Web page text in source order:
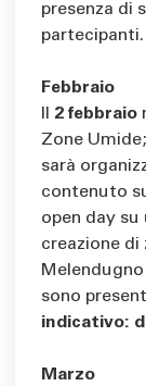
presenza di
partecipanti.
Febbraio
2 febbraio
Zone
sarà
contenuto
open day
creazione
sono
indicativo:
Marzo